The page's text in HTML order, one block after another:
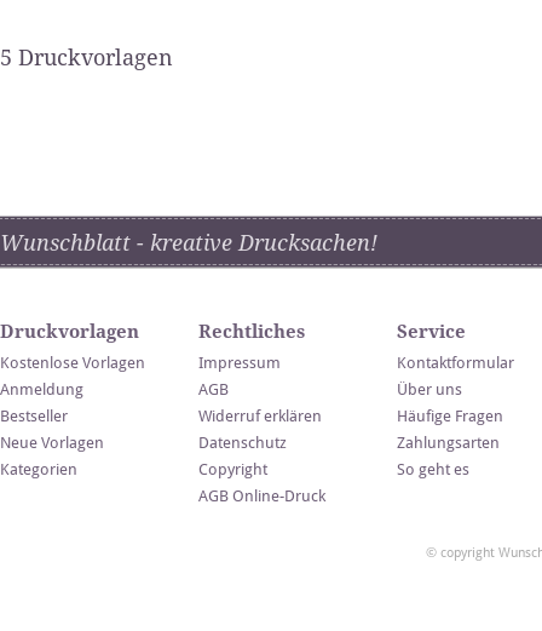
5 Druckvorlagen
Wunschblatt - kreative Drucksachen!
Druckvorlagen
Kostenlose Vorlagen
Anmeldung
Bestseller
Neue Vorlagen
Kategorien
Rechtliches
Impressum
AGB
Widerruf erklären
Datenschutz
Copyright
AGB Online-Druck
Service
Kontaktformular
Über uns
Häufige Fragen
Zahlungsarten
So geht es
© copyright